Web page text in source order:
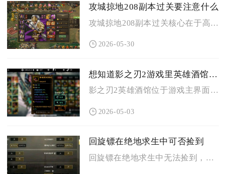
攻城掠地208副本过关要注意什么
攻城掠地208副本过关核心在于高配置支撑、精准排将、司马懿多...
2026-05-30
想知道影之刃2游戏里英雄酒馆在哪可以找到
影之刃2英雄酒馆位于游戏主界面的下方功能栏中，点击“酒馆”图...
2026-05-03
回旋镖在绝地求生中可否捡到
回旋镖在绝地求生中无法捡到，不属于游戏内任何可拾取道具，也不...